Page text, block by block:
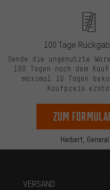
Herbert,
100 Tage
Sende die ungenutzte
100 Tagen nach dem
maximal 10 Tagen
Kaufpreis
zum
VERSAND